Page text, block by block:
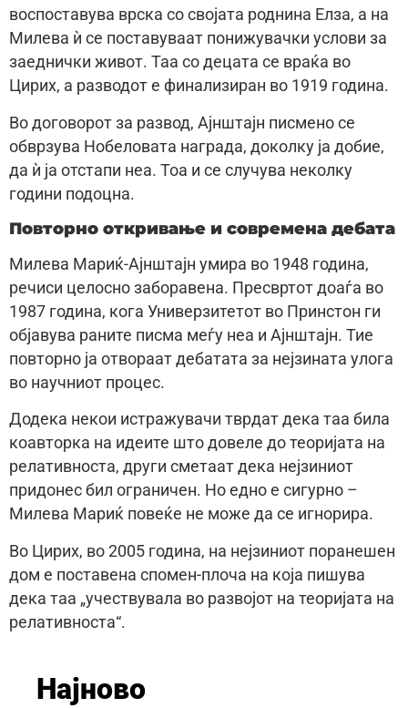
воспоставува врска со својата роднина Елза, а на
Милева ѝ се поставуваат понижувачки услови за
заеднички живот. Таа со децата се враќа во
Цирих, а разводот е финализиран во 1919 година.
Во договорот за развод, Ајнштајн писмено се
обврзува Нобеловата награда, доколку ја добие,
да ѝ ја отстапи неа. Тоа и се случува неколку
години подоцна.
Повторно откривање и современа дебата
Милева Мариќ-Ајнштајн умира во 1948 година,
речиси целосно заборавена. Пресвртот доаѓа во
1987 година, кога Универзитетот во Принстон ги
објавува раните писма меѓу неа и Ајнштајн. Тие
повторно ја отвораат дебатата за нејзината улога
во научниот процес.
Додека некои истражувачи тврдат дека таа била
коавторка на идеите што довеле до теоријата на
релативноста, други сметаат дека нејзиниот
придонес бил ограничен. Но едно е сигурно –
Милева Мариќ повеќе не може да се игнорира.
Во Цирих, во 2005 година, на нејзиниот поранешен
дом е поставена спомен-плоча на која пишува
дека таа „учествувала во развојот на теоријата на
релативноста“.
Најново